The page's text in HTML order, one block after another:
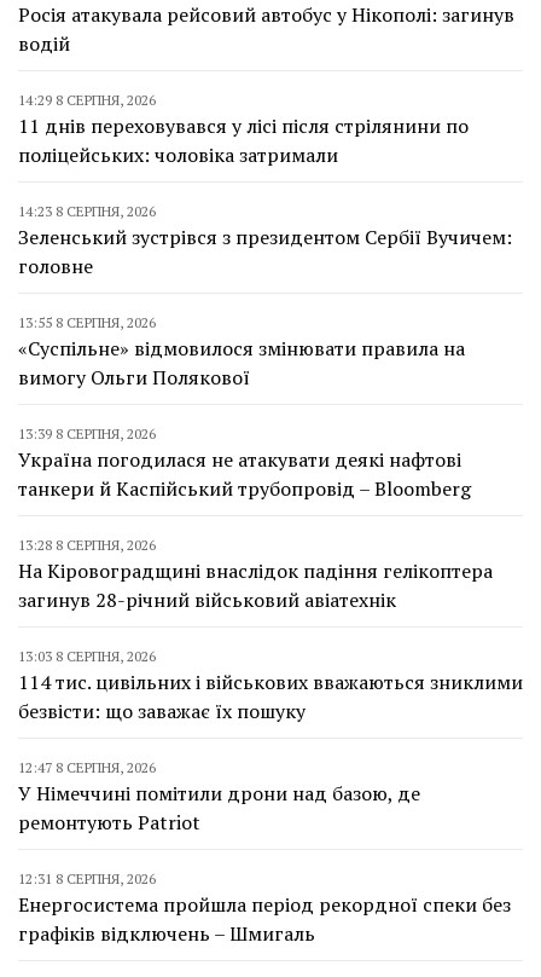
Росія атакувала рейсовий автобус у Нікополі: загинув
водій
14:29 8 СЕРПНЯ, 2026
11 днів переховувався у лісі після стрілянини по
поліцейських: чоловіка затримали
14:23 8 СЕРПНЯ, 2026
Зеленський зустрівся з президентом Сербії Вучичем:
головне
13:55 8 СЕРПНЯ, 2026
«Суспільне» відмовилося змінювати правила на
вимогу Ольги Полякової
13:39 8 СЕРПНЯ, 2026
Україна погодилася не атакувати деякі нафтові
танкери й Каспійський трубопровід – Bloomberg
13:28 8 СЕРПНЯ, 2026
На Кіровоградщині внаслідок падіння гелікоптера
загинув 28-річний військовий авіатехнік
13:03 8 СЕРПНЯ, 2026
114 тис. цивільних і військових вважаються зниклими
безвісти: що заважає їх пошуку
12:47 8 СЕРПНЯ, 2026
У Німеччині помітили дрони над базою, де
ремонтують Patriot
12:31 8 СЕРПНЯ, 2026
Енергосистема пройшла період рекордної спеки без
графіків відключень – Шмигаль